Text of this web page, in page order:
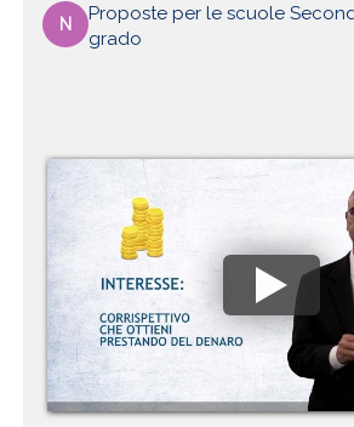
N
Proposte per le scuole
grado